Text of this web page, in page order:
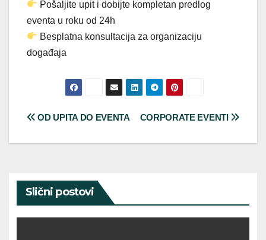
Pošaljite upit i dobijte kompletan predlog
eventa u roku od 24h
Besplatna konsultacija za organizaciju
događaja
Post
navigation
CORPORATE EVENTI
OD UPITA DO EVENTA
Slični postovi